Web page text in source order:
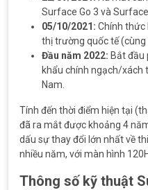
Surface Go 3 và Surface
05/10/2021: Chính thức
thị trường quốc tế (cùng
Đầu năm 2022: Bắt đầu
khẩu chính ngạch/xách
Nam.
Tính đến thời điểm hiện tại
đã ra mắt được khoảng 4
dấu sự thay đổi lớn nhất về
nhiều năm, với màn hình
Thông số kỹ thuật